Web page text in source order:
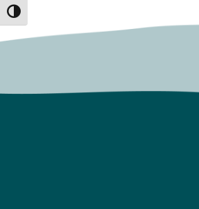
Toggle High Contrast